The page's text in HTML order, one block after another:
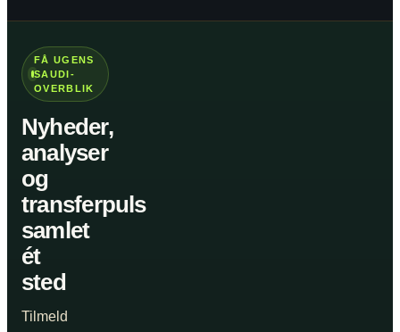
FÅ UGENS
SAUDI-
OVERBLIK
Nyheder,
analyser
og
transferpuls
samlet
ét
sted
Tilmeld